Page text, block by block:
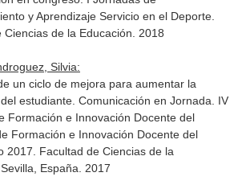
y Aprendizaje Servicio en el Deporte.
Ciencias de la Educación. 2018
Silvia:
un ciclo de mejora para aumentar la
estudiante. Comunicación en Jornada. IV
Formación e Innovación Docente del
Formación e Innovación Docente del
2017. Facultad de Ciencias de la
España. 2017